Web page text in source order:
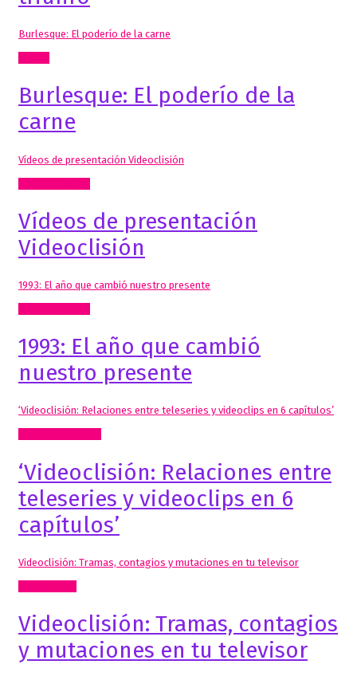
Burlesque: El poderío de la carne
Burlesque: El poderío de la
carne
Vídeos de presentación Videoclisión
Vídeos de presentación
Videoclisión
1993: El año que cambió nuestro presente
1993: El año que cambió
nuestro presente
‘Videoclisión: Relaciones entre teleseries y videoclips en 6 capítulos’
‘Videoclisión: Relaciones entre
teleseries y videoclips en 6
capítulos’
Videoclisión: Tramas, contagios y mutaciones en tu televisor
Videoclisión: Tramas, contagios
y mutaciones en tu televisor